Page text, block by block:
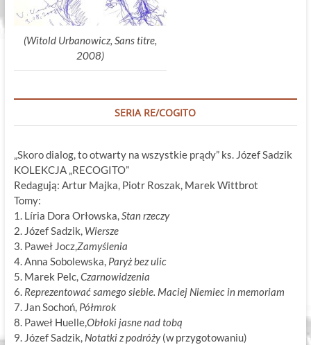
(Witold Urbanowicz, Sans titre,
2008)
SERIA RE/COGITO
„Skoro dialog, to otwarty na wszystkie prądy” ks. Józef Sadzik
KOLEKCJA „RECOGITO”
Redagują: Artur Majka, Piotr Roszak, Marek Wittbrot
Tomy:
1. Líria Dora Orłowska,Stan rzeczy
2. Józef Sadzik, Wiersze
3. Paweł Jocz,Zamyślenia
4. Anna Sobolewska, Paryż bez ulic
5. Marek Pelc,Czarnowidzenia
6. Reprezentować samego siebie. Maciej Niemiec in memoriam
7. Jan Sochoń, Półmrok
8. Paweł Huelle,Obłoki jasne nad tobą
9. Józef Sadzik, Notatki z podróży(w przygotowaniu)